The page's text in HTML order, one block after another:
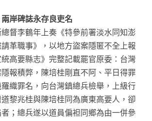
岸碑誌永存良吏名
督李鶴年上奏《特參前署淡水同知澎
革職事》，以地方盜案隱匿不全上報
高要縣志》完整記載罷官原委：台灣
報積弊，陳培桂剛直不阿、平日得罪
織罪名，向台灣鎮總兵檢舉，上級行
黎兆桂與陳培桂同為廣東高要人，卻
；總兵遂以道員偏袒同鄉為由一併參